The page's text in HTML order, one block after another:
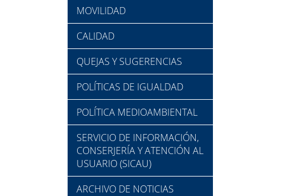
MOVILIDAD
CALIDAD
QUEJAS Y SUGERENCIAS
POLÍTICAS DE IGUALDAD
POLÍTICA MEDIOAMBIENTAL
SERVICIO DE INFORMACIÓN,
CONSERJERÍA Y ATENCIÓN AL
USUARIO (SICAU)
ARCHIVO DE NOTICIAS